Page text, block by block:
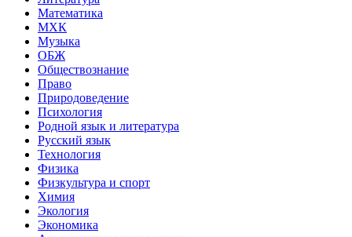
Математика
МХК
Музыка
ОБЖ
Обществознание
Право
Природоведение
Психология
Родной язык и литература
Русский язык
Технология
Физика
Физкультура и спорт
Химия
Экология
Экономика